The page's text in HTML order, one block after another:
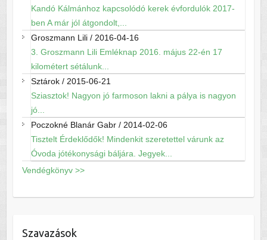
Kandó Kálmánhoz kapcsolódó kerek évfordulók 2017-
ben A már jól átgondolt,...
Groszmann Lili/ 2016-04-16
3. Groszmann Lili Emléknap 2016. május 22-én 17
kilométert sétálunk...
Sztárok/ 2015-06-21
Sziasztok! Nagyon jó farmoson lakni a pálya is nagyon
jó...
Poczokné Blanár Gabr/ 2014-02-06
Tisztelt Érdeklődők! Mindenkit szeretettel várunk az
Óvoda jótékonysági báljára. Jegyek...
Vendégkönyv >>
Szavazások